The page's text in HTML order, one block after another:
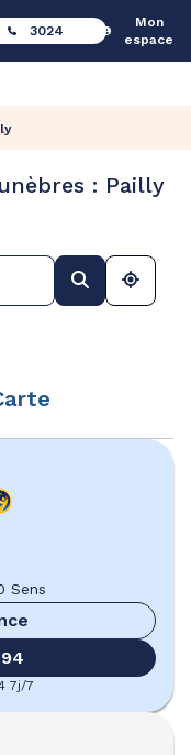
3024
Mon
espace
: Pailly
Sens
7j/7